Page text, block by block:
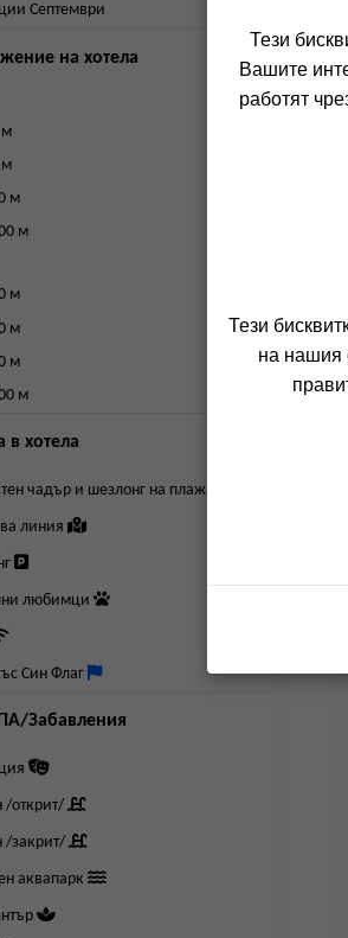
Септември
на хотела
м
м
м
м
м
м
м
м
в хотела
чадър и шезлонг на плажа
линия
любимци
Син Флаг
Забавления
/открит/
/закрит/
аквапарк
Тези
Вашите
работят
Тези
на нашия